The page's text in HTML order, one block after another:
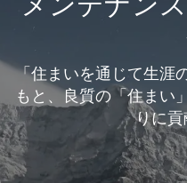
「住まいを通じて生涯
もと、良質の「住まい
りに貢